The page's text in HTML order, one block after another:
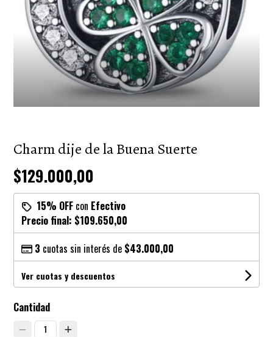
Charm dije de la Buena Suerte
$129.000,00
15% OFF con Efectivo
Precio final: $109.650,00
3 cuotas sin interés de $43.000,00
Ver cuotas y descuentos
Cantidad
1